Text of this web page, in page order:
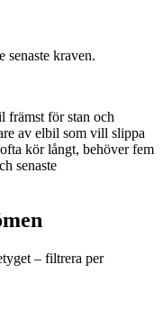
senaste kraven.
främst för stan och
av elbil som vill slippa
kör långt, behöver fem
senaste
– filtrera per